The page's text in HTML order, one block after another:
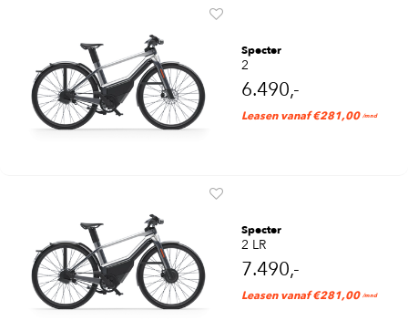
Specter
2
6.490,-
Leasen vanaf €281,00 /mnd
Specter
2 LR
7.490,-
Leasen vanaf €281,00 /mnd